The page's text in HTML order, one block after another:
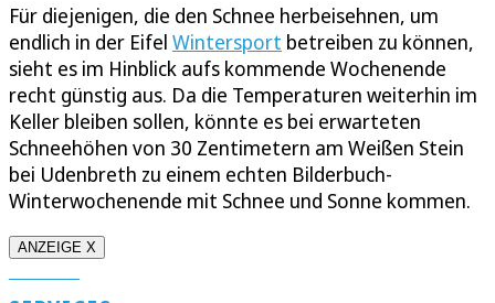
Für diejenigen, die den Schnee herbeisehnen, um
endlich in der Eifel Wintersport betreiben zu können,
sieht es im Hinblick aufs kommende Wochenende
recht günstig aus. Da die Temperaturen weiterhin im
Keller bleiben sollen, könnte es bei erwarteten
Schneehöhen von 30 Zentimetern am Weißen Stein
bei Udenbreth zu einem echten Bilderbuch-
Winterwochenende mit Schnee und Sonne kommen.
ANZEIGE X